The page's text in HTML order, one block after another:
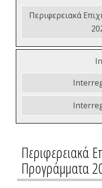
Περιφερειακά
Περιφερειακά
Προγράμματα